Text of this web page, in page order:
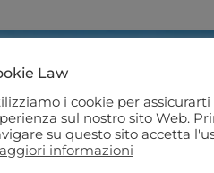
Law
i cookie per
sul nostro sito Web.
su questo sito accetta
informazioni